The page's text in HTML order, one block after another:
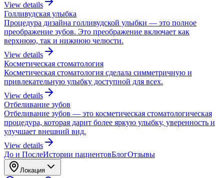
View details
Голливудская улыбка
Процедура дизайна голливудской улыбки — это полное
преображение зубов. Это преображение включает как
верхнюю, так и нижнюю челюсти.
View details
Косметическая стоматология
Косметическая стоматология сделала симметричную и
привлекательную улыбку доступной для всех.
View details
Отбеливание зубов
Отбеливание зубов — это косметическая стоматологическая
процедура, которая дарит более яркую улыбку, уверенность и
улучшает внешний вид.
View details
До и ПослеИстории пациентовБлогОтзывы
Локация